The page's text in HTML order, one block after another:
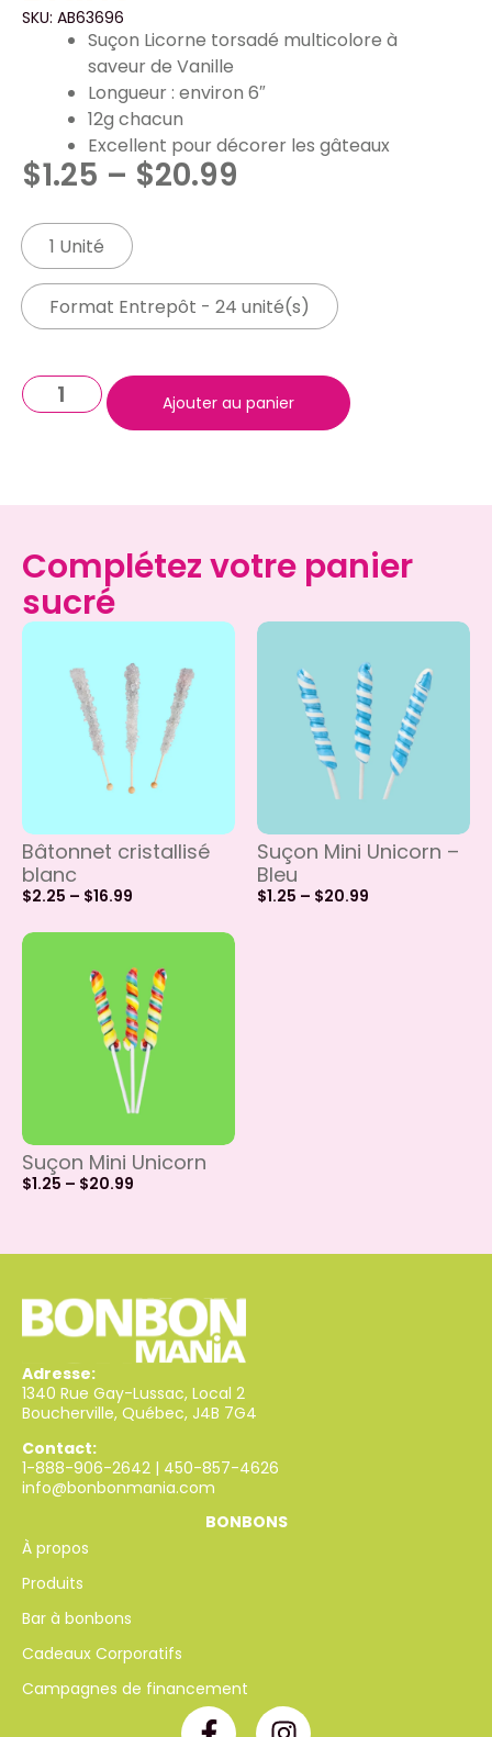
SKU: AB63696
Suçon Licorne torsadé multicolore à
saveur de Vanille
Longueur : environ 6″
12g chacun
Excellent pour décorer les gâteaux
$1.25 – $20.99
1 Unité
Format Entrepôt - 24 unité(s)
Ajouter au panier
Complétez votre panier
sucré
Bâtonnet cristallisé
blanc
$2.25 – $16.99
Suçon Mini Unicorn –
Bleu
$1.25 – $20.99
Suçon Mini Unicorn
$1.25 – $20.99
Adresse:
1340 Rue Gay-Lussac, Local 2
Boucherville, Québec, J4B 7G4
Contact:
1-888-906-2642 | 450-857-4626
info@bonbonmania.com
BONBONS
À propos
Produits
Bar à bonbons
Cadeaux Corporatifs
Campagnes de financement